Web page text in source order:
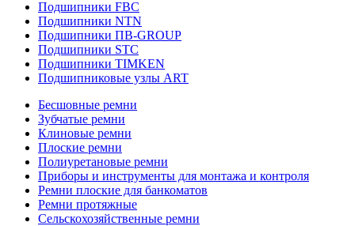
Подшипники FBC
Подшипники NTN
Подшипники ПВ-GROUP
Подшипники STC
Подшипники TIMKEN
Подшипниковые узлы ART
Бесшовные ремни
Зубчатые ремни
Клиновые ремни
Плоские ремни
Полиуретановые ремни
Приборы и инструменты для монтажа и контроля
Ремни плоские для банкоматов
Ремни протяжные
Сельскохозяйственные ремни